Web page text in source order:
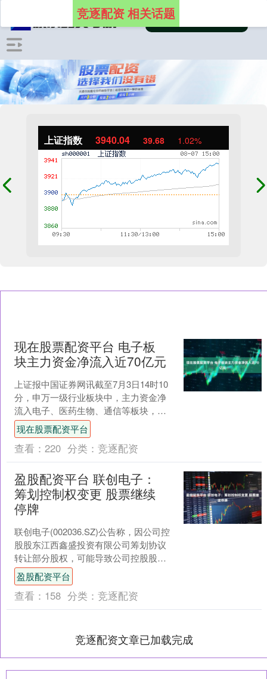
上证指数 3940.04 39.68 1.02%
竞逐配资 相关话题
现在股票配资平台 电子板
块主力资金净流入近70亿元
上证报中国证券网讯截至7月3日14时10
分，申万一级行业板块中，主力资金净
流入电子、医药生物、通信等板块，其
中，电子板块净流入近70亿元。主力资
金净流出机械设备....
现在股票配资平台
查看： 220 分类： 竞逐配资
盈股配资平台 联创电子：
筹划控制权变更 股票继续
停牌
联创电子(002036.SZ)公告称，因公司控
股股东江西鑫盛投资有限公司筹划协议
转让部分股权，可能导致公司控股股
东、实际控制人发生变更，公司股票及
可转债自202....
盈股配资平台
查看： 158 分类： 竞逐配资
竞逐配资文章已加载完成